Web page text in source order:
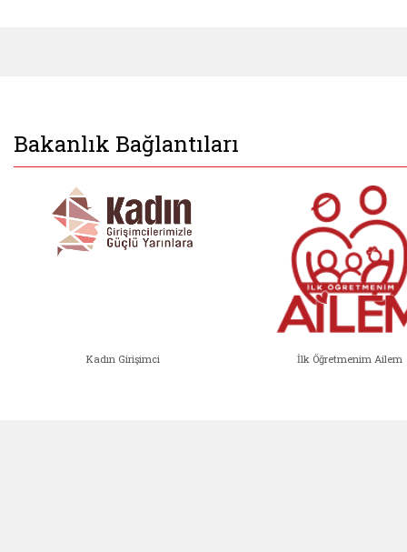
Bakanlık Bağlantıları
Kadın Girişimci İlk Öğretmenim Ailem